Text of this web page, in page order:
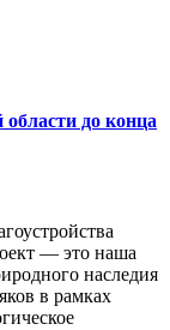
до конца
— это наша
наследия
в рамках